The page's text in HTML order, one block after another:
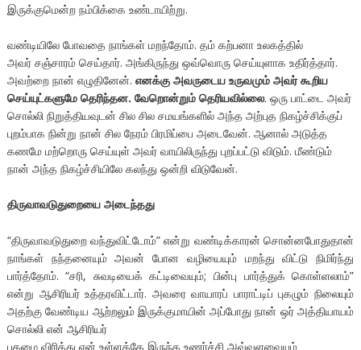
இருக்குமென்ற நம்பிக்கை உண்டாயிற்று.
வண்டியிலே போவதை நாங்கள் மறந்தோம். தம் கற்பனா உலகத்தில்
அவர் சஞ்சாரம் செய்தார். அங்கிருந்து ஒவ்வொரு செய்யுளாக உதிர்த்தார்.
அவற்றை நான் எழுதினேன். எனக்கு அவருடைய உருவமும் அவர் கூறிய
செய்யுட்களுமே தெரிந்தன. வேறொன்றும் தெரியவில்லை. ஒரு பாட்டை அவர்
சொல்லி நிறுத்தியவுடன் சில சில சமயங்களில் அந்த அற்புத நிகழ்ச்சிக்குப்
புறம்பாக நின்று நான் சில நேரம் பிரமிப்பை அடைவேன். ஆனால் அடுத்த
கணமே மற்றொரு செய்யுள் அவர் வாயிலிருந்து புறப்பட்டு விடும். மீண்டும்
நான் அந்த நிகழ்ச்சியிலே கலந்து ஒன்றி விடுவேன்.
திருவாவடுதுறையை அடைந்தது
“திருவாவடுதுறை வந்துவிட்டோம்” என்று வண்டிக்காரன் சொன்னபோதுதான்
நாங்கள் நந்தனையும் அவன் போன வழியையும் மறந்து விட்டு நிமிர்ந்து
பார்த்தோம். “சரி, சுவடியைக் கட்டிவையும்; பின்பு பார்த்துக் கொள்ளலாம்”
என்று ஆசிரியர் உத்தரவிட்டார். அவரை வாயாரப் பாராட்டிப் புகழும் நிலையும்
அதற்கு வேண்டிய ஆற்றலும் இருக்குமாயின் அப்போது நான் ஒர் அத்தியாயம்
சொல்லி என் ஆசிரியர்
புகழை விரித்து என் உள்ளத்தே இருந்த உணர்ச்சி அவ்வளவையும்